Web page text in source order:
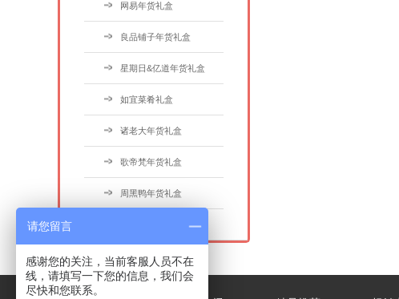
网易年货礼盒
良品铺子年货礼盒
星期日&亿道年货礼盒
如宜菜肴礼盒
诸老大年货礼盒
歌帝梵年货礼盒
周黑鸭年货礼盒
请您留言
感谢您的关注，当前客服人员不在
线，请填写一下您的信息，我们会
尽快和您联系。